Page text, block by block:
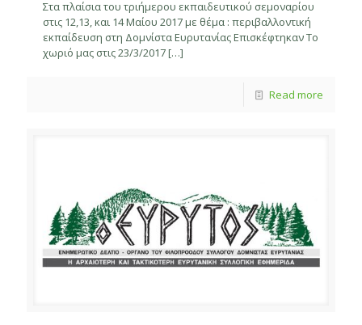
Στα πλαίσια του τριήμερου εκπαιδευτικού σεμοναρίου
στις 12,13, και 14 Mαίου 2017 με θέμα : περιβαλλοντική
εκπαίδευση στη Δομνίστα Ευρυτανίας Επισκέφτηκαν Το
χωριό μας στις 23/3/2017[…]
Read more